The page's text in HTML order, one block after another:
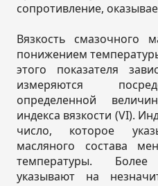
сопротивление,
Вязкость смазочного
понижением
этого показателя
измеряются
определенной
индекса вязкости (VI).
число, которое
масляного состава
температуры.
указывают на